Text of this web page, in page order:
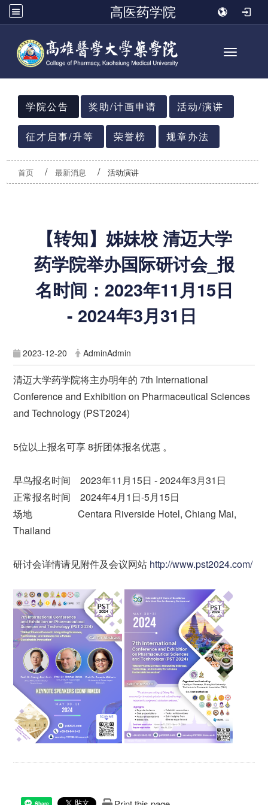
高医药学院
Toggle
:::
学院公告
奖助/计画申请 活动/演讲
征才启事/升等 荣誉榜 规章办法
首页 最新消息 活动演讲
【转知】姊妹校 清迈大学
药学院举办国际研讨会_报
名时间：2023年11月15日
- 2024年3月31日
2023-12-20 AdminAdmin
清迈大学药学院将主办明年的 7th International
Conference and Exhibition on Pharmaceutical Sciences
and Technology (PST2024)
5位以上报名可享 8折团体报名优惠 。
早鸟报名时间 2023年11月15日 - 2024年3月31日
正常报名时间 2024年4月1日-5月15日
场地 Centara Riverside Hotel, Chiang Mai,
Thailand
研讨会详情请见附件及会议网站 http://www.pst2024.com/